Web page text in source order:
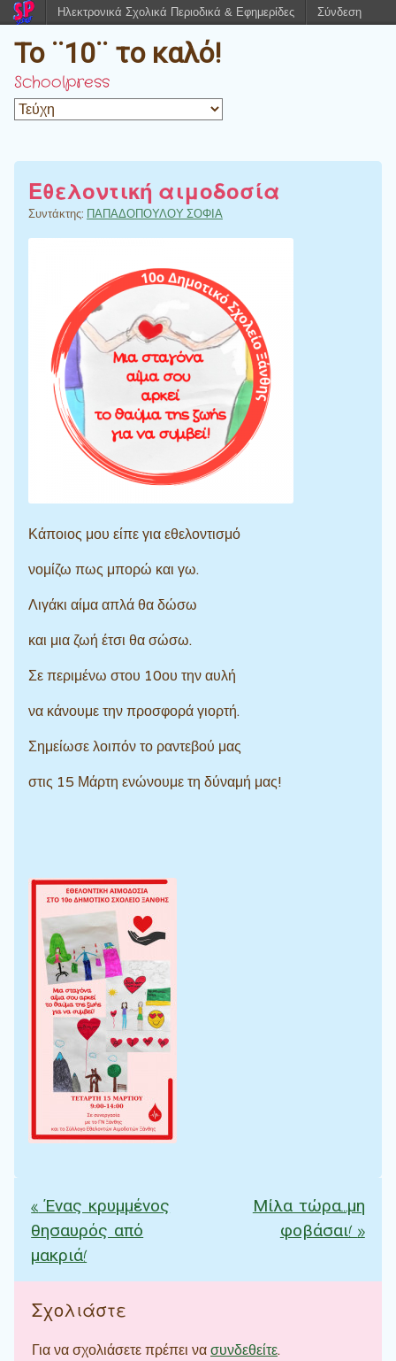
Το ¨10¨ το καλό!
Schoolpress
Εθελοντική αιμοδοσία
Συντάκτης: ΠΑΠΑΔΟΠΟΥΛΟΥ ΣΟΦΙΑ
Κάποιος μου είπε για εθελοντισμό
νομίζω πως μπορώ και γω.
Λιγάκι αίμα απλά θα δώσω
και μια ζωή έτσι θα σώσω.
Σε περιμένω στου 10ου την αυλή
να κάνουμε την προσφορά γιορτή.
Σημείωσε λοιπόν το ραντεβού μας
στις 15 Μάρτη ενώνουμε τη δύναμή μας!
Πλοήγηση άρθρων
«Ένας κρυμμένος
θησαυρός από
μακριά!
Μίλα τώρα…μη
φοβάσαι!»
Σχολιάστε
Για να σχολιάσετε πρέπει νασυνδεθείτε.
Ηλεκτρονικά Σχολικά Περιοδικά & Εφημερίδες Σύνδεση